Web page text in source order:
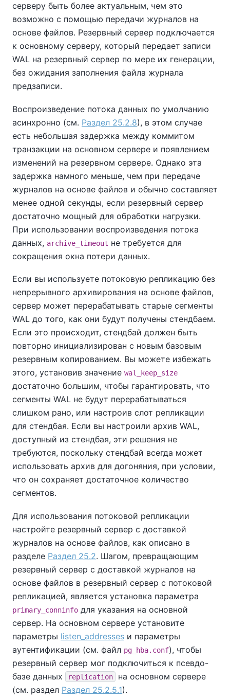
серверу быть более актуальным, чем это
возможно с помощью передачи журналов на
основе файлов. Резервный сервер подключается
к основному серверу, который передает записи
WAL на резервный сервер по мере их генерации,
без ожидания заполнения файла журнала
предзаписи.
Воспроизведение потока данных по умолчанию
асинхронно (см. Раздел 25.2.8), в этом случае
есть небольшая задержка между коммитом
транзакции на основном сервере и появлением
изменений на резервном сервере. Однако эта
задержка намного меньше, чем при передаче
журналов на основе файлов и обычно составляет
менее одной секунды, если резервный сервер
достаточно мощный для обработки нагрузки.
При использовании воспроизведения потока
данных, archive_timeout не требуется для
сокращения окна потери данных.
Если вы используете потоковую репликацию без
непрерывного архивирования на основе файлов,
сервер может перерабатывать старые сегменты
WAL до того, как они будут получены стендбаем.
Если это происходит, стендбай должен быть
повторно инициализирован с новым базовым
резервным копированием. Вы можете избежать
этого, установив значение wal_keep_size
достаточно большим, чтобы гарантировать, что
сегменты WAL не будут перерабатываться
слишком рано, или настроив слот репликации
для стендбая. Если вы настроили архив WAL,
доступный из стендбая, эти решения не
требуются, поскольку стендбай всегда может
использовать архив для догоняния, при условии,
что он сохраняет достаточное количество
сегментов.
Для использования потоковой репликации
настройте резервный сервер с доставкой
журналов на основе файлов, как описано в
разделе Раздел 25.2. Шагом, превращающим
резервный сервер с доставкой журналов на
основе файлов в резервный сервер с потоковой
репликацией, является установка параметра
primary_conninfo для указания на основной
сервер. На основном сервере установите
параметры listen_addresses и параметры
аутентификации (см. файл pg_hba.conf), чтобы
резервный сервер мог подключиться к псевдо-
базе данных
replication
на основном сервере
(см. раздел Раздел 25.2.5.1).